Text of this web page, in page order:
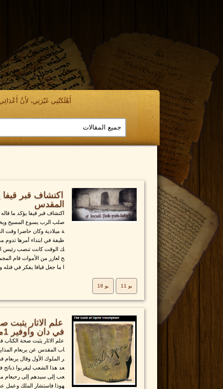
أَهْلَكَتْنِي غَيْرَتِي، لأَنَّ أَعْدَائِي
اكتشاف قبر قيفا
المقدس
اكتشاف قبر قيفا يؤكد ما
صلب الرب يسوع المسيح
ة ميلادية وكان حاضرا وقت
ظيفة في ابتداء أمرها تدوم
ك الوقت كانت تنصب رئيس
ح لعازر من الأموات قام
ا ما جعل قيافا يفكر في قتله
يو 11 يو 18
علم الاثار يثبت
في دان واوفير 1مل 9 و12
علم الاثار يثبت صحة الكتاب
اب المقدس عن يربعام
ر الملوك الأول وقال يربعام
عد هذا الشعب ليقربوا
عب إلى سيدهم إلى رحبعام
هوذا فاستشار الملك وعمل